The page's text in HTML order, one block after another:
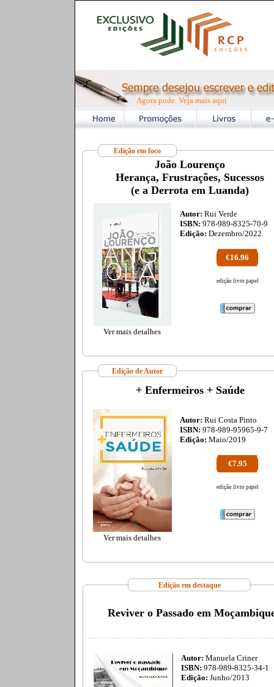
Agora pode. Veja mais aqui
Edição em foco
João Lourenço
Herança, Frustrações, Sucessos
(e a Derrota em Luanda)
Autor: Rui Verde
ISBN: 978-989-8325-70-9
Edição: Dezembro/2022
€16.96
edição livro papel
Ver mais detalhes
Edição de Autor
+ Enfermeiros + Saúde
Autor: Rui Costa Pinto
ISBN: 978-989-95965-9-7
Edição: Maio/2019
€7.95
edição livro papel
Ver mais detalhes
Edição em destaque
Reviver o Passado em
Autor: Manuela Criner
ISBN: 978-989-8325-34-1
Edição: Junho/2013